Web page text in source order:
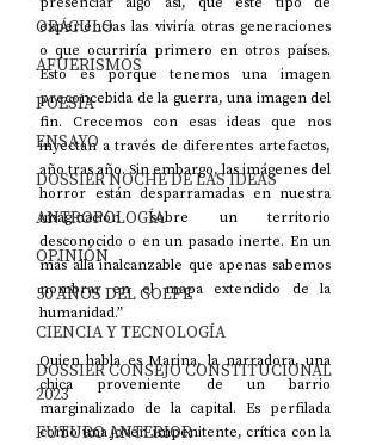
ORÁCULO
AFUERISMOS
POESÍA
ENSAYO
DOSSIER NOCHE DE LAS IDEAS
ANTROPOLOGÍA
OPINIÓN
50 AÑOS DEL GOLPE
CIENCIA Y TECNOLOGÍA
DOSSIER CONSEJO CONSTITUCIONAL
2023
FUTURO ANTERIOR
experiencias las viviría otras generaciones
o que ocurriría primero en otros países.
Esto es porque tenemos una imagen
preconcebida de la guerra, una imagen del
fin. Crecemos con esas ideas que nos
inyectan a través de diferentes artefactos,
año tras año. Sin embargo, las imágenes del
horror están desparramadas en nuestra
imaginación sobre un territorio
desconocido o en un pasado inerte. En un
más allá inalcanzable que apenas sabemos
nombrar en el mapa extendido de la
humanidad.”
Quien habla es Marina, la narradora, una
chica proveniente de un barrio
marginalizado de la capital. Es perfilada
como una joven impenitente, crítica con la